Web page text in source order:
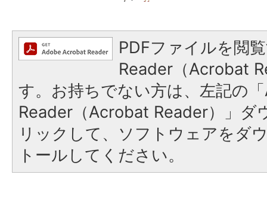
PDFファイルを閲
Reader（Acrobat
す。お持ちでない方は、左記の
Reader（Acrobat Reader）」ダ
リックして、ソフトウェアをダ
トールしてください。